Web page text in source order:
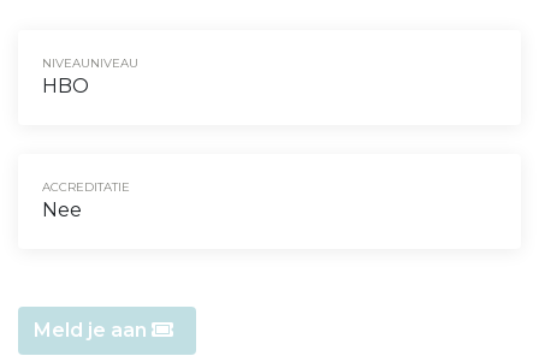
NIVEAUNIVEAU
HBO
ACCREDITATIE
Nee
Meld je aan